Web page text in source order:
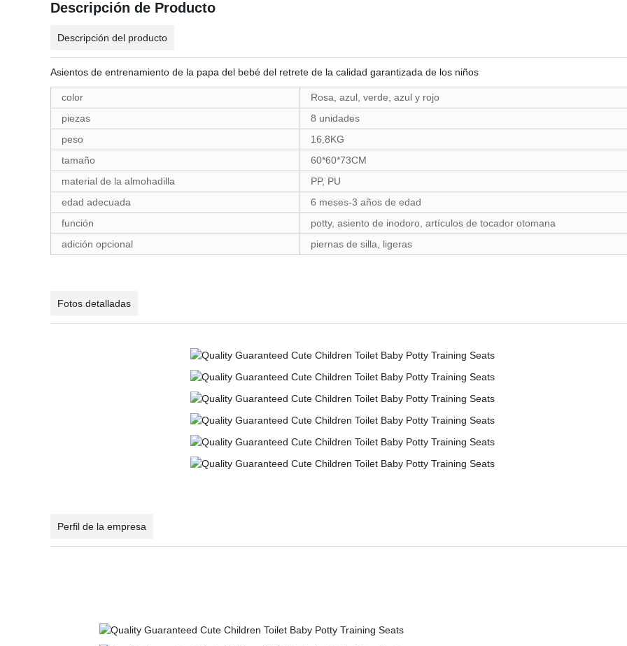
Descripción de Producto
Descripción del producto
Asientos de entrenamiento de la papa del bebé del retrete de la calidad garantizada de los niños
color
Rosa, azul, verde, azul y rojo
piezas
8 unidades
peso
16,8KG
tamaño
60*60*73CM
material de la almohadilla
PP, PU
edad adecuada
6 meses-3 años de edad
función
potty, asiento de inodoro, artículos de tocador otomana
adición opcional
piernas de silla, ligeras
Fotos detalladas
Perfil de la empresa